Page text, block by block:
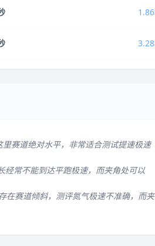
赛道绝对水平，非常适合测试提速极速
经常不能到达平跑极速，而夹角处可以
在赛道倾斜，测评氮气极速不准确，而夹